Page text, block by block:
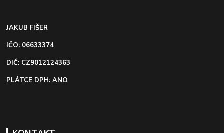
JAKUB FIŠER
IČO: 06633374
DIČ: CZ9012124363
PLÁTCE DPH: ANO